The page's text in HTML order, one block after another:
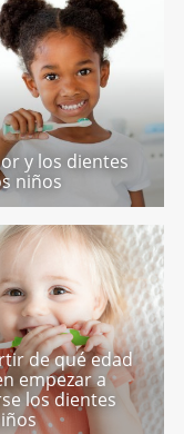
y los dientes
niños
de qué edad
empezar a
los dientes